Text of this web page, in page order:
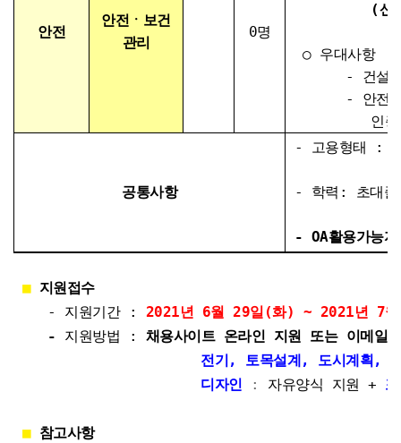
안전
안전ㆍ보건
관리
0명
(산업안전
○ 우대사항
- 건설사 안
- 안전보건경
인증 경
공통사항
- 고용형태 :
- 학력: 초대
- OA활용가능
■지원접수
- 지원기간 : 2021년 6월 29일(화) ~ 2021년 7
- 지원방법 :
채용사이트 온라인 지원 또는 이메
전기, 토목설계, 도시계획, 안
디자인 : 자유양식 지원 +
■참고사항